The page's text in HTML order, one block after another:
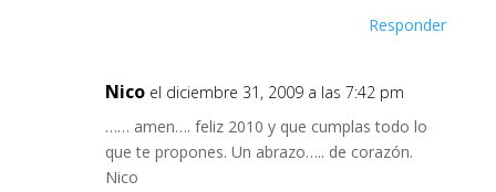
Responder
Nico el diciembre 31, 2009 a las 7:42 pm
…… amen…. feliz 2010 y que cumplas todo lo
que te propones. Un abrazo….. de corazón.
Nico